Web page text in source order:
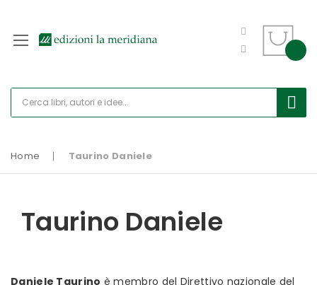
Home Taurino Daniele
Taurino Daniele
Daniele Taurino è membro del Direttivo nazionale del